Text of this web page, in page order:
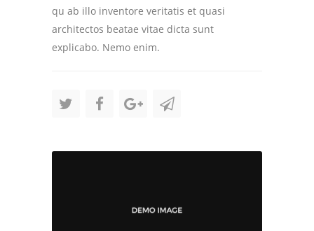
qu ab illo inventore veritatis et quasi
architectos beatae vitae dicta sunt
explicabo. Nemo enim.